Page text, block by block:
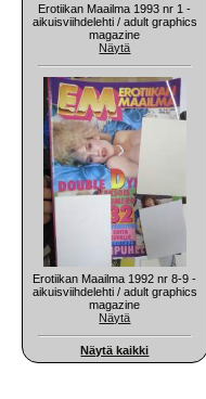
Erotiikan Maailma 1993 nr 1 -
aikuisviihdelehti / adult graphics
magazine
Näytä
Erotiikan Maailma 1992 nr 8-9 -
aikuisviihdelehti / adult graphics
magazine
Näytä
Näytä kaikki